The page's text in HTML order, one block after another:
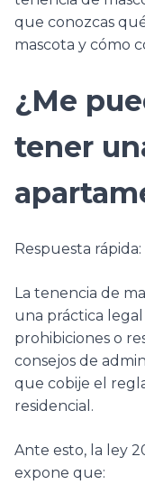
que conozcas
mascota y cómo
¿Me
tener
Respuesta
La tenencia de
una práctica
prohibiciones o
consejos de
que cobije el
residencial.
Ante esto, la ley
expone que: